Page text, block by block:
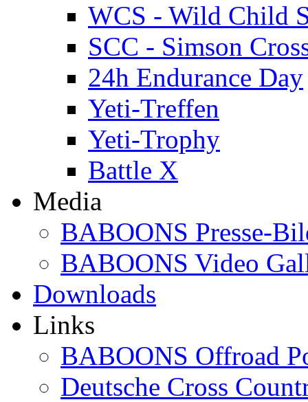
WCS - Wild Child
SCC - Simson
24h Endurance Day
Yeti-Treffen
Yeti-Trophy
Battle X
Media
BABOONS Presse-
BABOONS Video
Downloads
Links
BABOONS Offroad
Deutsche Cross